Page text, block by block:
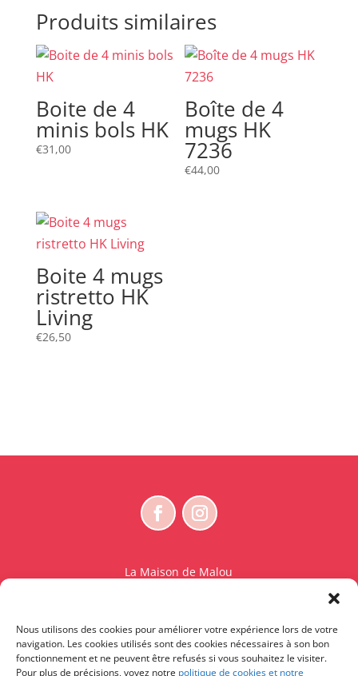
Nous utilisons des cookies pour améliorer votre expérience lors de votre
navigation. Les cookies utilisés sont des cookies nécessaires à son bon
fonctionnement et ne peuvent être refusés si vous souhaitez le visiter.
Pour plus de précisions, voyez notre politique de cookies et notre
Produits similaires
Boite de 4
minis bols HK
€31,00
Boîte de 4
mugs HK
7236
€44,00
Boite 4 mugs
ristretto HK
Living
€26,50
La Maison de Malou
BE 0765.825.589
© La Maison de Malou – TDM interdit sauf accord